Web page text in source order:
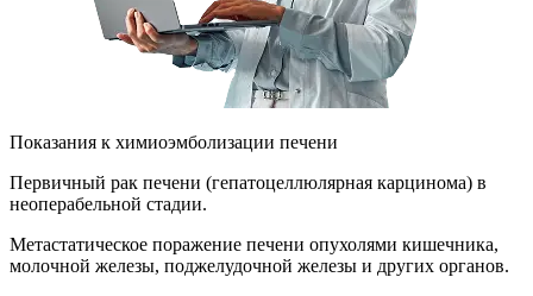
Показания к химиоэмболизации печени
Первичный рак печени (гепатоцеллюлярная карцинома) в
неоперабельной стадии.
Метастатическое поражение печени опухолями кишечника,
молочной железы, поджелудочной железы и других органов.